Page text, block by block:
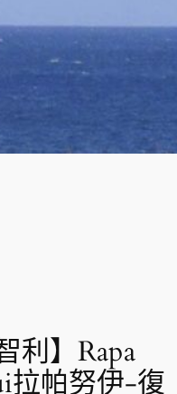
智利】Rapa
拉帕努伊-復